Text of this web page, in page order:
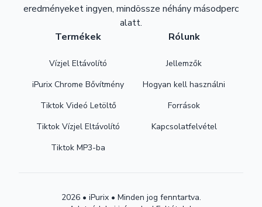
eredményeket ingyen, mindössze néhány másodperc
alatt.
Termékek
Vízjel Eltávolító
iPurix Chrome Bővítmény
Tiktok Videó Letöltő
Tiktok Vízjel Eltávolító
Tiktok MP3-ba
Rólunk
Jellemzők
Hogyan kell használni
Források
Kapcsolatfelvétel
2026 • iPurix • Minden jog fenntartva.